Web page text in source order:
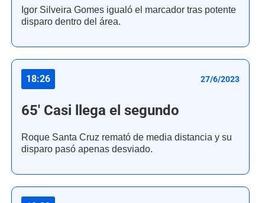
Igor Silveira Gomes igualó el marcador tras potente
disparo dentro del área.
18:26 27/6/2023
65' Casi llega el segundo
Roque Santa Cruz remató de media distancia y su
disparo pasó apenas desviado.